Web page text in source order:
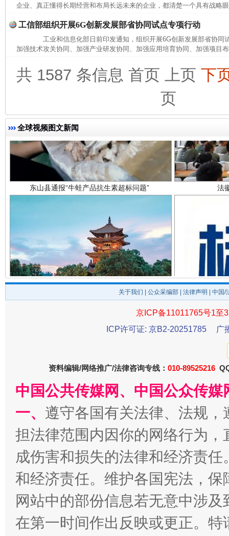
企业、真正懂得长期经营和布局长远未来的企业，都清楚一个具有战略
工信部组织开展6G创新发展部省协同试点专项行动
工业和信息化部日前印发通知，组织开展6G创新发展部省协同
加强技术攻关协同、加强产业研发协同、加强应用培育协同、加强项目
共 1587 条信息 首页 上页 下
页
全球视频图文新闻
完善运行机制助力责任有效落实 一纸欠
东山县通报“牛蛙产品抗生素超标问题” 法
千年窑火 生生不息 一
揭开“小金库”的免责幌子
关于我们 公众采编部 法律声明 | 中国
京ICP备11011765号1至
ICP许可证: 京B2-20251785
广
资料编辑/网络推广/法律咨询专线： 010-89525216
中国公共传媒网、中国公众传
一、 遵守各国有关法律、法规
担法律范围内因你的网络行为
成伤害和损失的法律和经济责
和经济责任。维护各国宪法，
网站中的部份信息若无意中涉
在第一时间作出反映或更正。